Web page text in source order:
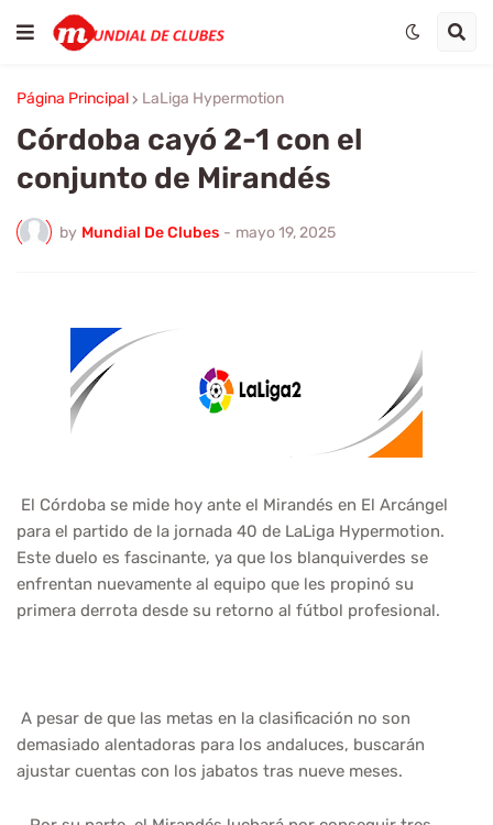
Página Principal LaLiga Hypermotion
Córdoba cayó 2-1 con el
conjunto de Mirandés
by Mundial De Clubes - mayo 19, 2025
El Córdoba se mide hoy ante el Mirandés en El Arcángel
para el partido de la jornada 40 de LaLiga Hypermotion.
Este duelo es fascinante, ya que los blanquiverdes se
enfrentan nuevamente al equipo que les propinó su
primera derrota desde su retorno al fútbol profesional.
A pesar de que las metas en la clasificación no son
demasiado alentadoras para los andaluces, buscarán
ajustar cuentas con los jabatos tras nueve meses.